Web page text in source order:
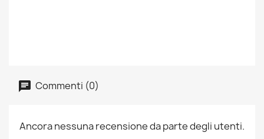
Commenti (0)
Ancora nessuna recensione da parte degli utenti.